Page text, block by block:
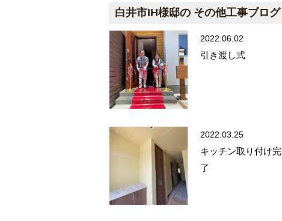
白井市IH様邸の その他工事ブログ
2022.06.02
引き渡し式
2022.03.25
キッチン取り付け完
了